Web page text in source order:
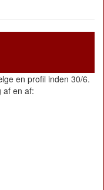
en profil inden 30/6.
af en af: